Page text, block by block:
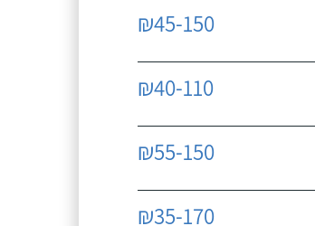
₪45-150
₪40-110
₪55-150
₪35-170